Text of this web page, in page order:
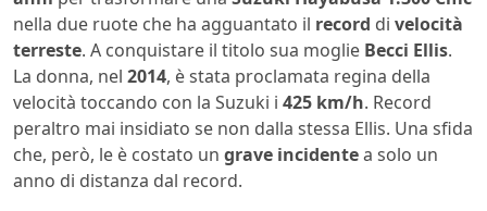
nella due ruote che ha agguantato il record di velocità
terreste. A conquistare il titolo sua moglie Becci Ellis.
La donna, nel 2014, è stata proclamata regina della
velocità toccando con la Suzuki i 425 km/h. Record
peraltro mai insidiato se non dalla stessa Ellis. Una sfida
che, però, le è costato un grave incidentea solo un
anno di distanza dal record.